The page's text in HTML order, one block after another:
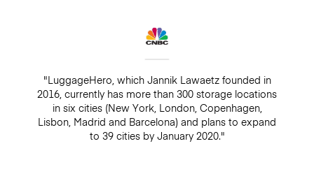
"LuggageHero, which Jannik Lawaetz founded in
2016, currently has more than 300 storage locations
in six cities (New York, London, Copenhagen,
Lisbon, Madrid and Barcelona) and plans to expand
to 39 cities by January 2020."